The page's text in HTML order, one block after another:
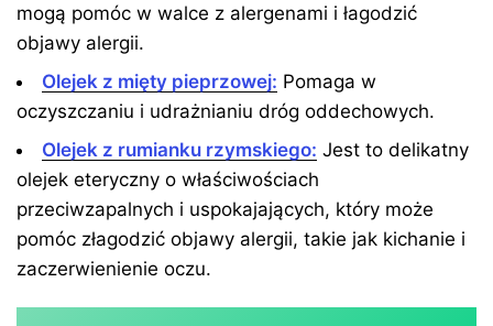
mogą pomóc w walce z alergenami i łagodzić
objawy alergii.
Olejek z mięty pieprzowej: Pomaga w
oczyszczaniu i udrażnianiu dróg oddechowych.
Olejek z rumianku rzymskiego: Jest to delikatny
olejek eteryczny o właściwościach
przeciwzapalnych i uspokajających, który może
pomóc złagodzić objawy alergii, takie jak kichanie i
zaczerwienienie oczu.